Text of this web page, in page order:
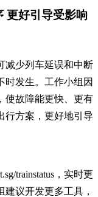
更好引导受影响
减少列车延误和中断
时发生。工作小组因
使故障能更快、更有
行方案，更好地引导
trainstatus，实时更
议开发更多工具，